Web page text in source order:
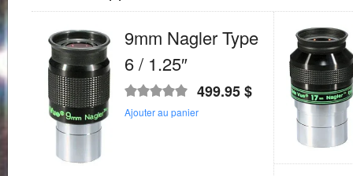
9mm Nagler Type
6 / 1.25″
5
499.95$
Ajouter au panier